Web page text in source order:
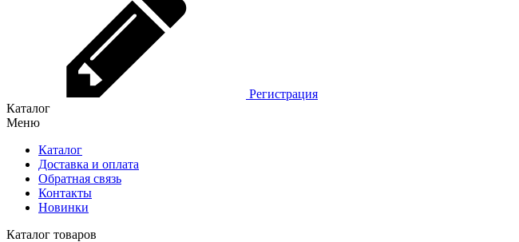
Регистрация
Каталог
Меню
Каталог
Доставка и оплата
Обратная связь
Контакты
Новинки
Каталог товаров